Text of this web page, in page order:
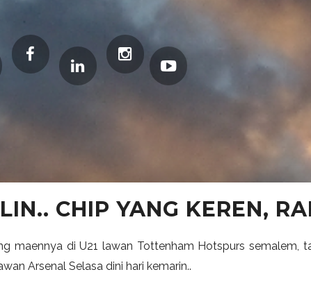
CHIP YANG KEREN,
maennya di U21 lawan Tottenham Hotspurs semalem,
Arsenal Selasa dini hari kemarin..